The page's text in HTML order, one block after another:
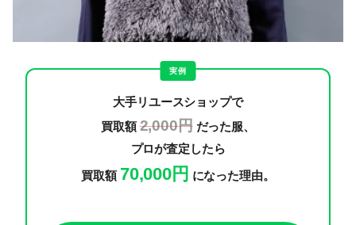
実例
大手リユースショップで
買取額2,000円だった服、
プロが査定したら
買取額 70,000円 になった理由。